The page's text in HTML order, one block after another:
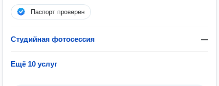
Паспорт проверен
Студийная фотосессия —
Ещё 10 услуг